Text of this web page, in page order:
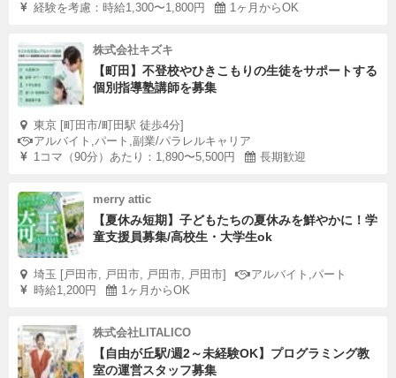
経験を考慮：時給1,300〜1,800円
1ヶ月からOK
株式会社キズキ
【町田】不登校やひきこもりの生徒をサポートする
個別指導塾講師を募集
東京 [町田市/町田駅 徒歩4分]
アルバイト,パート,副業/パラレルキャリア
1コマ（90分）あたり：1,890〜5,500円
長期歓迎
merry attic
【夏休み短期】子どもたちの夏休みを鮮やかに！学
童支援員募集/高校生・大学生ok
埼玉 [戸田市, 戸田市, 戸田市, 戸田市]
アルバイト,パート
時給1,200円
1ヶ月からOK
株式会社LITALICO
【自由が丘駅/週2～未経験OK】プログラミング教
室の運営スタッフ募集